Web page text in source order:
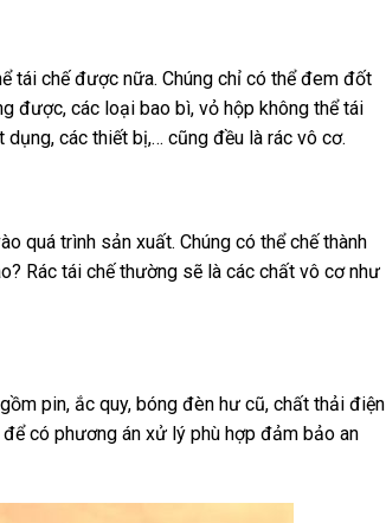
tái chế được nữa. Chúng chỉ có thể đem đốt
được, các loại bao bì, vỏ hộp không thể tái
các thiết bị,… cũng đều là rác vô cơ.
quá trình sản xuất. Chúng có thể chế thành
Rác tái chế thường sẽ là các chất vô cơ như
pin, ắc quy, bóng đèn hư cũ, chất thải điện
có phương án xử lý phù hợp đảm bảo an